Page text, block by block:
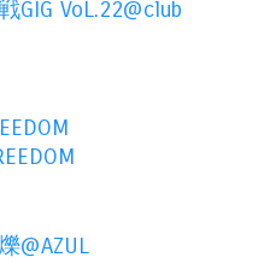
GIG VoL.22@club
@AZUL